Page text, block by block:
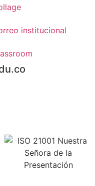
institucional